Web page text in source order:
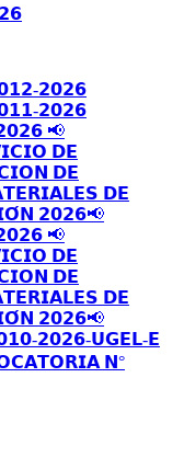
𝟮𝟬𝟮𝟲
𝟮𝟬𝟮𝟲
📢
𝗗𝗘
𝗗𝗘
𝗗𝗘
𝟮𝟬𝟮𝟲📢
📢
𝗗𝗘
𝗗𝗘
𝗗𝗘
𝟮𝟬𝟮𝟲📢
𝟮𝟬𝟮𝟲-𝗨𝗚𝗘𝗟-𝗘
𝗡°